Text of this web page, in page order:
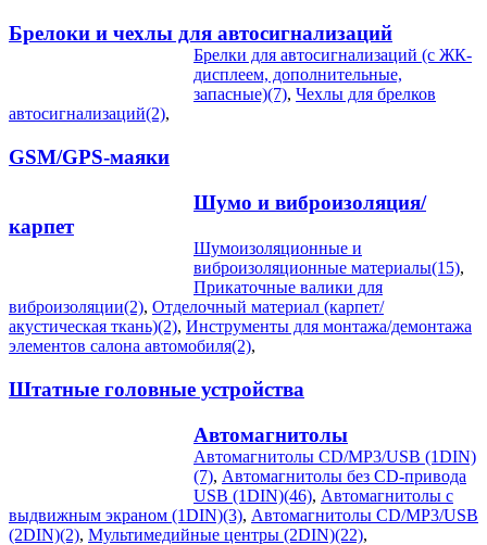
Брелоки и чехлы для автосигнализаций
Брелки для автосигнализаций (с ЖК-
дисплеем, дополнительные,
запасные)(7), Чехлы для брелков
автосигнализаций(2),
GSM/GPS-маяки
Шумо и виброизоляция/
карпет
Шумоизоляционные и
виброизоляционные материалы(15),
Прикаточные валики для
виброизоляции(2), Отделочный материал (карпет/
акустическая ткань)(2), Инструменты для монтажа/демонтажа
элементов салона автомобиля(2),
Штатные головные устройства
Автомагнитолы
Автомагнитолы CD/MP3/USB (1DIN)
(7), Автомагнитолы без CD-привода
USB (1DIN)(46), Автомагнитолы с
выдвижным экраном (1DIN)(3), Автомагнитолы CD/MP3/USB
(2DIN)(2), Мультимедийные центры (2DIN)(22),